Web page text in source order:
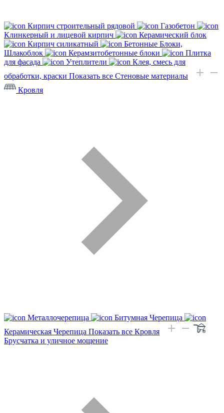
Кирпич строительный рядовой
Газобетон
Клинкерный и лицевой кирпич
Керамический блок
Кирпич силикатный
Бетонные Блоки,
Шлакоблок
Керамзитобетонные блоки
Плитка
для фасада
Утеплители
Клея, смесь для
обработки, краски Показать все Стеновые материалы
Кровля
Металлочерепица
Битумная Черепица
Керамическая Черепица Показать все Кровля
Брусчатка и уличное мощение